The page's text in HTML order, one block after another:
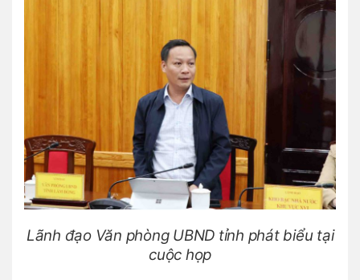
Lãnh đạo Văn phòng UBND tỉnh phát biểu tại
cuộc họp